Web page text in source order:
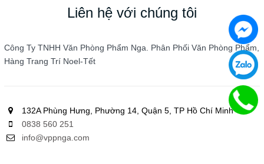
Liên hệ với chúng tôi
Công Ty TNHH Văn Phòng Phẩm Nga. Phân Phối Văn Phòng Phẩm,
Hàng Trang Trí Noel-Tết
132A Phùng Hưng, Phường 14, Quận 5, TP Hồ Chí Minh
0838 560 251
info@vppnga.com